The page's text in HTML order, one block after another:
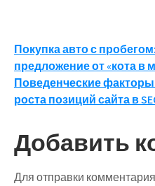
Навигация
по
записям
Покупка авто с
предложение от «кота в
Поведенческие
роста позиций сайта в
Добавить
Для отправки